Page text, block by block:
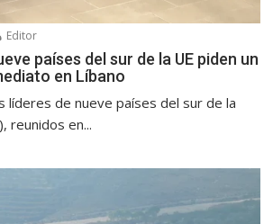
Editor
países del sur de la UE piden un
en Líbano
líderes de nueve países del sur de la
reunidos en...